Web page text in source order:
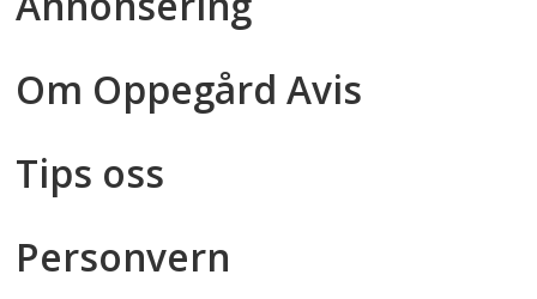
Om Oppegård Avis
Tips oss
Personvern